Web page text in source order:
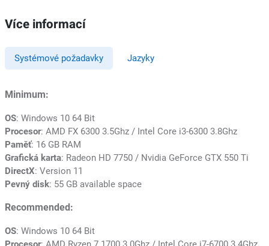
Více informací
Systémové požadavky Jazyky
Minimum:
OS: Windows 10 64 Bit
Procesor: AMD FX 6300 3.5Ghz / Intel Core i3-6300 3.8Ghz
Paměť: 16 GB RAM
Grafická karta: Radeon HD 7750 / Nvidia GeForce GTX 550 Ti
DirectX: Version 11
Pevný disk: 55 GB available space
Recommended:
OS: Windows 10 64 Bit